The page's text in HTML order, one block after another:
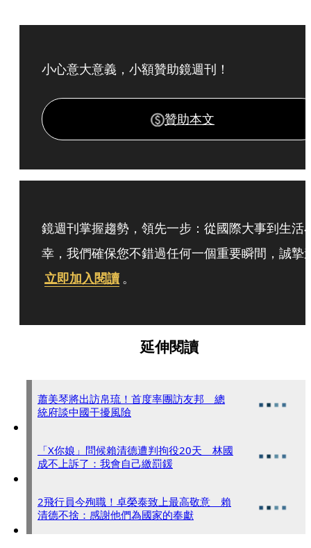
小心意大意義，小額贊助鏡週刊！
贊助本文
鏡週刊掌握趨勢，領先一步：從國際大事到生活
幸，我們確保您不錯過任何一個重要瞬間，誠摯
立即加入閱讀 。
延伸閱讀
蕭美琴將出訪帛琉！首度率團訪友邦 總
統府談中國干擾風險
「X你娘」問候賴清德遭判拘役20天 林國
成不上訴了：我會自己繳罰鍰
2飛行員今殉職！卓榮泰致上最高敬意 賴
清德不捨：感謝他們為國家的奉獻